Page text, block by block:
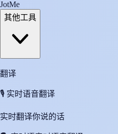
JotMe
其他工具
翻译
🎙️ 实时语音翻译
实时翻译你说的话